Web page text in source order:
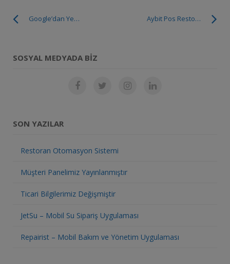
Aybit Pos Restoran Otomasyon Programı
Google’dan Yeni İşletim Sistemi Hazırlığı
SOSYAL MEDYADA BIZ
SON YAZILAR
Restoran Otomasyon Sistemi
Müşteri Panelimiz Yayınlanmıştır
Ticari Bilgilerimiz Değişmiştir
JetSu – Mobil Su Sipariş Uygulaması
Repairist – Mobil Bakım ve Yönetim Uygulaması